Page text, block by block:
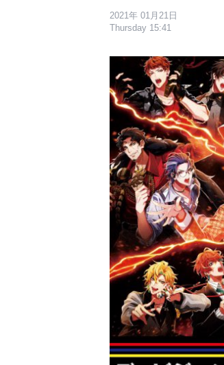
2021年 01月21日
Thursday 15:41